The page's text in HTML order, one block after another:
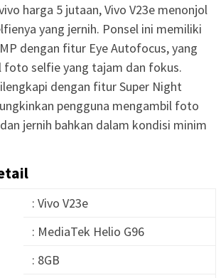
harga 5 jutaan, Vivo V23e menonjol
yang jernih. Ponsel ini memiliki
dengan fitur Eye Autofocus, yang
foto selfie yang tajam dan fokus.
dengan fitur Super Night
pengguna mengambil foto
jernih bahkan dalam kondisi minim
: Vivo V23e
: MediaTek Helio G96
: 8GB